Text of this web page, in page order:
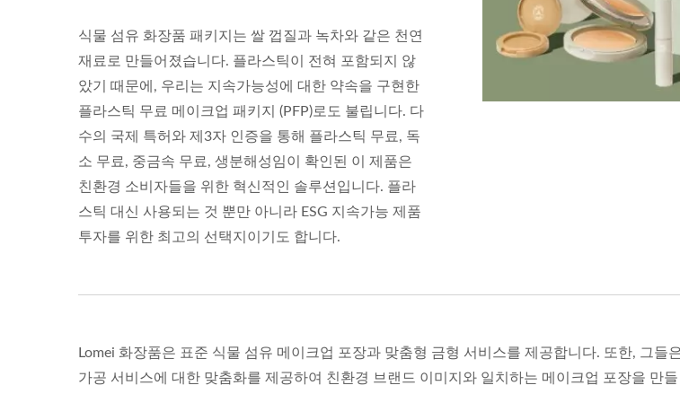
식물 섬유 화장품 패키지는 쌀 껍질과 녹차와 같은 천연
재료로 만들어졌습니다. 플라스틱이 전혀 포함되지 않
았기 때문에, 우리는 지속가능성에 대한 약속을 구현한
플라스틱 무료 메이크업 패키지 (PFP)로도 불립니다. 다
수의 국제 특허와 제3자 인증을 통해 플라스틱 무료, 독
소 무료, 중금속 무료, 생분해성임이 확인된 이 제품은
친환경 소비자들을 위한 혁신적인 솔루션입니다. 플라
스틱 대신 사용되는 것 뿐만 아니라 ESG 지속가능 제품
투자를 위한 최고의 선택지이기도 합니다.
Lomei 화장품은 표준 식물 섬유 메이크업 포장과 맞춤형 금형 서비스를 제공합니다. 또한, 그들
가공 서비스에 대한 맞춤화를 제공하여 친환경 브랜드 이미지와 일치하는 메이크업 포장을 만